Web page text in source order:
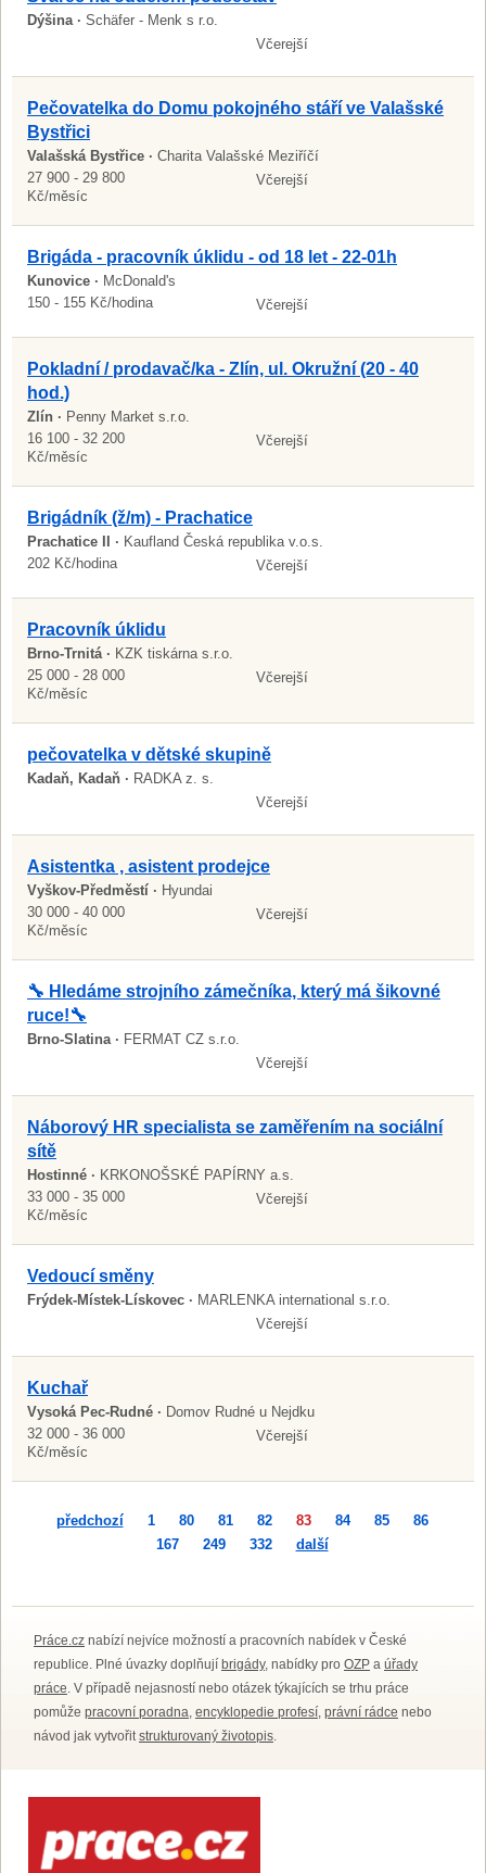
Dýšina · Schäfer - Menk s r.o.
Včerejší
Pečovatelka do Domu pokojného stáří ve Valašské
Bystřici
Valašská Bystřice · Charita Valašské Meziříčí
27 900 - 29 800
Kč/měsíc
Včerejší
Brigáda - pracovník úklidu - od 18 let - 22-01h
Kunovice · McDonald's
150 - 155 Kč/hodina
Včerejší
Pokladní / prodavač/ka - Zlín, ul. Okružní (20 - 40
hod.)
Zlín · Penny Market s.r.o.
16 100 - 32 200
Kč/měsíc
Včerejší
Brigádník (ž/m) - Prachatice
Prachatice II · Kaufland Česká republika v.o.s.
202 Kč/hodina
Včerejší
Pracovník úklidu
Brno-Trnitá · KZK tiskárna s.r.o.
25 000 - 28 000
Kč/měsíc
Včerejší
pečovatelka v dětské skupině
Kadaň, Kadaň · RADKA z. s.
Včerejší
Asistentka , asistent prodejce
Vyškov-Předměstí · Hyundai
30 000 - 40 000
Kč/měsíc
Včerejší
🔧 Hledáme strojního zámečníka, který má šikovné
ruce!🔧
Brno-Slatina · FERMAT CZ s.r.o.
Včerejší
Náborový HR specialista se zaměřením na sociální
sítě
Hostinné · KRKONOŠSKÉ PAPÍRNY a.s.
33 000 - 35 000
Kč/měsíc
Včerejší
Vedoucí směny
Frýdek-Místek-Lískovec · MARLENKA international s.r.o.
Včerejší
Kuchař
Vysoká Pec-Rudné · Domov Rudné u Nejdku
32 000 - 36 000
Kč/měsíc
Včerejší
předchozí 1 80 81 82 83 84 85
86
167
249 332 další
Práce.cz nabízí nejvíce možností a pracovních nabídek v České
republice. Plné úvazky doplňují brigády, nabídky pro OZP a úřady
práce. V případě nejasností nebo otázek týkajících se trhu práce
pomůže pracovní poradna, encyklopedie profesí, právní rádce nebo
návod jak vytvořitstrukturovaný životopis.